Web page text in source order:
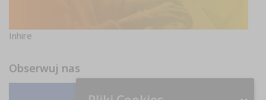
Inhire
Obserwuj nas